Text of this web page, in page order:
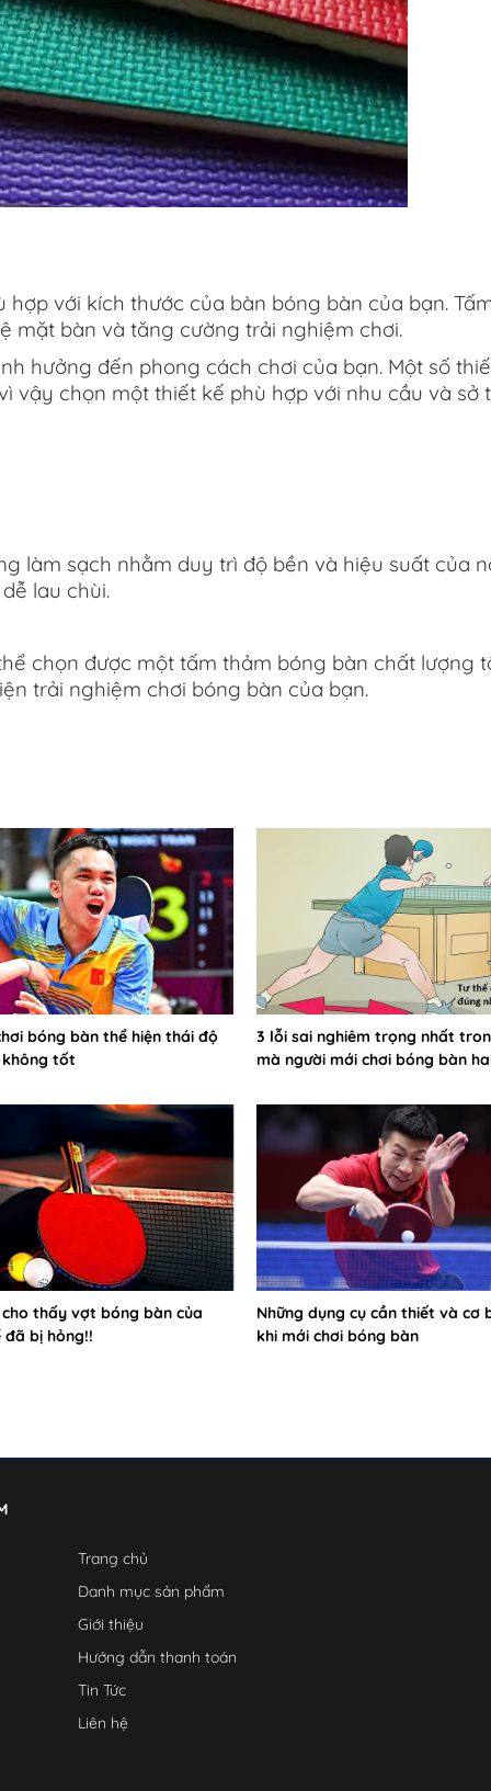
với kích thước của bàn bóng bàn của bạn.
mặt bàn và tăng cường trải nghiệm chơi.
hưởng đến phong cách chơi của bạn. Một số
vậy chọn một thiết kế phù hợp với nhu cầu và sở
làm sạch nhằm duy trì độ bền và hiệu suất của
lau chùi.
chọn được một tấm thảm bóng bàn chất lượng
trải nghiệm chơi bóng bàn của bạn.
bóng bàn thể hiện thái độ
tốt
3 lỗi sai nghiêm trọng nhất
mà người mới chơi bóng bàn
cho thấy vợt bóng bàn của
bị hỏng!!
Những dụng cụ cần thiết và cơ
khi mới chơi bóng bàn
Trang chủ
Danh mục sản phẩm
Giới thiệu
Hướng dẫn thanh toán
Tin Tức
Liên hệ